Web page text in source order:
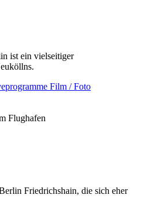
ist ein vielseitiger
Film / Foto
Flughafen
Friedrichshain, die sich eher